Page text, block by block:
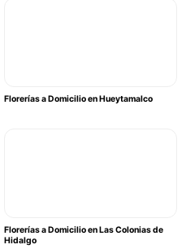
Florerías a Domicilio en Hueytamalco
Florerías a Domicilio en Las Colonias de
Hidalgo